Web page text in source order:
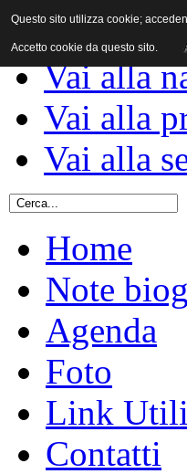
Vai al
Vai alla
Vai alla
Vai alla
Home
Note
Agenda
Foto
Link Utili
Contatti
Questo sito utilizza cookie;
Accetto cookie da questo sito.